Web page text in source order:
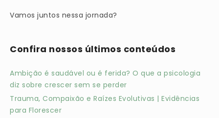
Vamos juntos nessa jornada?
Confira nossos últimos conteúdos
Ambição é saudável ou é ferida? O que a psicologia
diz sobre crescer sem se perder
Trauma, Compaixão e Raízes Evolutivas | Evidências
para Florescer